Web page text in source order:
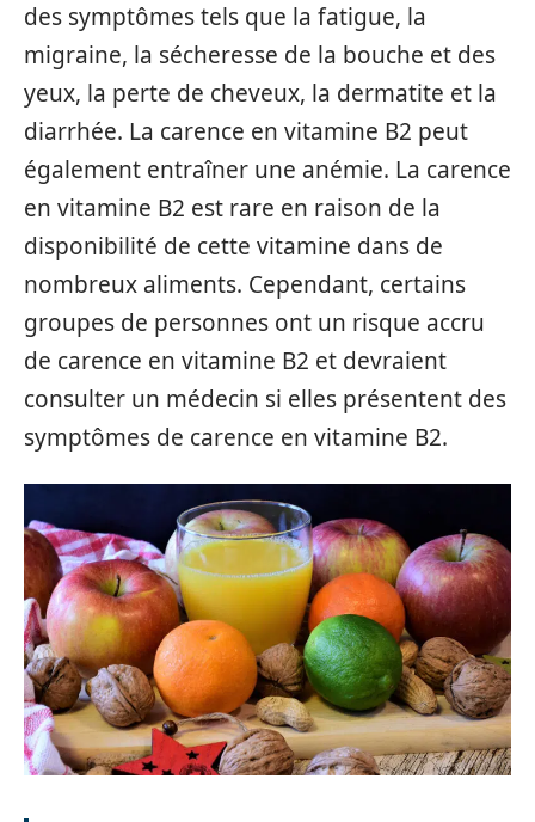
des symptômes tels que la fatigue, la
migraine, la sécheresse de la bouche et des
yeux, la perte de cheveux, la dermatite et la
diarrhée. La carence en vitamine B2 peut
également entraîner une anémie. La carence
en vitamine B2 est rare en raison de la
disponibilité de cette vitamine dans de
nombreux aliments. Cependant, certains
groupes de personnes ont un risque accru
de carence en vitamine B2 et devraient
consulter un médecin si elles présentent des
symptômes de carence en vitamine B2.